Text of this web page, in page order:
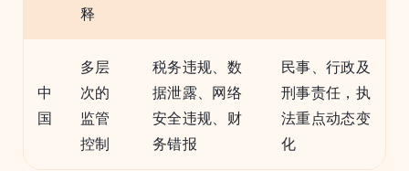
释
中
国
多层
次的
监管
控制
税务违规、数
据泄露、网络
安全违规、财
务错报
民事、行政及
刑事责任，执
法重点动态变
化